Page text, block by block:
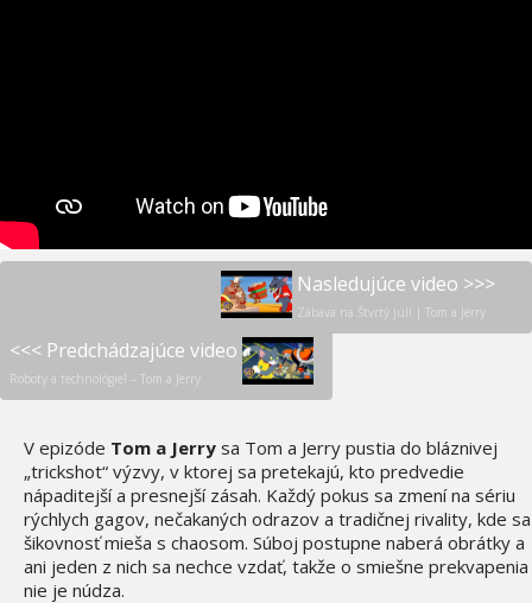
Nasledujúce video >>>
Zábava na Štvrtý júl! | Tom a Jerry
<<< Predchádzajúce video
Roboty a technológie! – Tom a Jerry
V epizóde Tom a Jerry sa Tom a Jerry pustia do bláznivej
„trickshot“ výzvy, v ktorej sa pretekajú, kto predvedie
nápaditejší a presnejší zásah. Každý pokus sa zmení na sériu
rýchlych gagov, nečakaných odrazov a tradičnej rivality, kde sa
šikovnosť mieša s chaosom. Súboj postupne naberá obrátky a
ani jeden z nich sa nechce vzdať, takže o smiešne prekvapenia
nie je núdza.